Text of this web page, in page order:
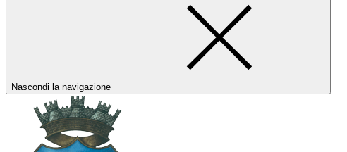
Nascondi la navigazione